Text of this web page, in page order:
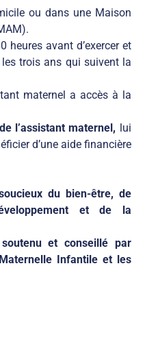
ou dans une Maison
heures avant d’exercer et
trois ans qui suivent la
maternel a accès à la
l’assistant maternel, lui
d’une aide financière
du bien-être, de
et de la
et conseillé par
Infantile et les